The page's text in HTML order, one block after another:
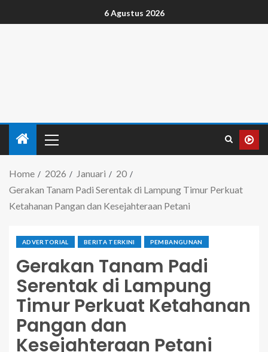
6 Agustus 2026
Home 2026 Januari
20
Gerakan Tanam Padi Serentak di Lampung Timur Perkuat
Ketahanan Pangan dan Kesejahteraan Petani
ADVERTORIAL BERITA TERKINI PEMBANGUNAN
Gerakan Tanam Padi
Serentak di Lampung
Timur Perkuat Ketahanan
Pangan dan
Kesejahteraan Petani